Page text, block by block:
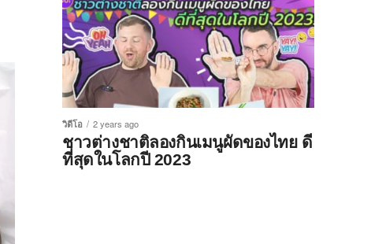
วิดีโอ 2 years ago
ชาวต่างชาติลองกินเมนูผัดของไทย ดี
ที่สุดในโลกปี 2023